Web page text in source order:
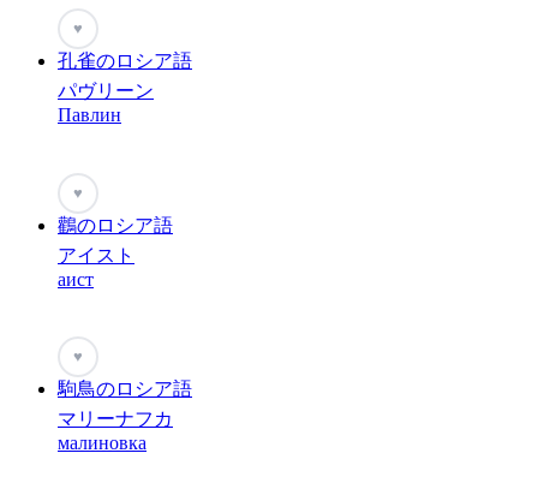
♥
孔雀のロシア語
パヴリーン
Павлин
♥
鸛のロシア語
アイスト
аист
♥
駒鳥のロシア語
マリーナフカ
малиновка